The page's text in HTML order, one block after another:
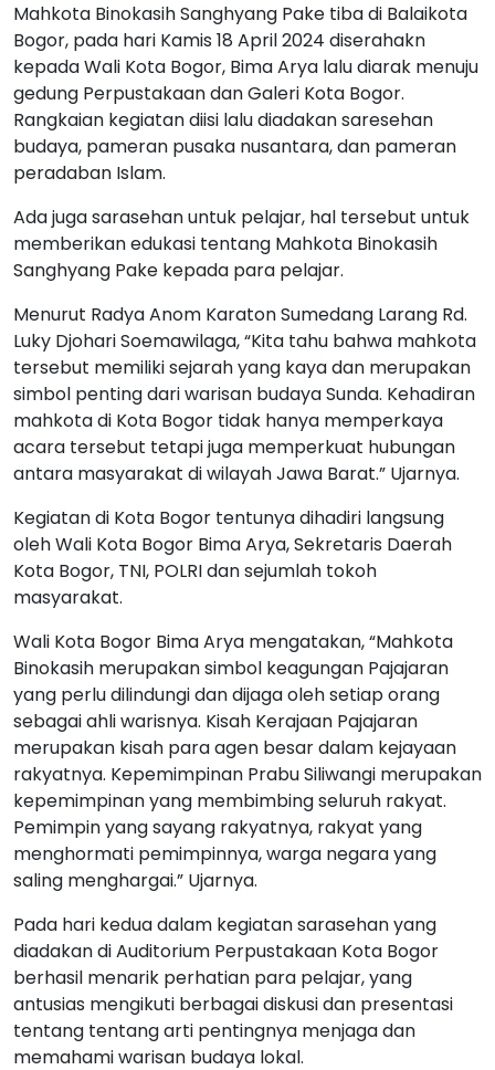
Mahkota Binokasih Sanghyang Pake tiba di Balaikota
Bogor, pada hari Kamis 18 April 2024 diserahakn
kepada Wali Kota Bogor, Bima Arya lalu diarak menuju
gedung Perpustakaan dan Galeri Kota Bogor.
Rangkaian kegiatan diisi lalu diadakan saresehan
budaya, pameran pusaka nusantara, dan pameran
peradaban Islam.
Ada juga sarasehan untuk pelajar, hal tersebut untuk
memberikan edukasi tentang Mahkota Binokasih
Sanghyang Pake kepada para pelajar.
Menurut Radya Anom Karaton Sumedang Larang Rd.
Luky Djohari Soemawilaga, “Kita tahu bahwa mahkota
tersebut memiliki sejarah yang kaya dan merupakan
simbol penting dari warisan budaya Sunda. Kehadiran
mahkota di Kota Bogor tidak hanya memperkaya
acara tersebut tetapi juga memperkuat hubungan
antara masyarakat di wilayah Jawa Barat.” Ujarnya.
Kegiatan di Kota Bogor tentunya dihadiri langsung
oleh Wali Kota Bogor Bima Arya, Sekretaris Daerah
Kota Bogor, TNI, POLRI dan sejumlah tokoh
masyarakat.
Wali Kota Bogor Bima Arya mengatakan, “Mahkota
Binokasih merupakan simbol keagungan Pajajaran
yang perlu dilindungi dan dijaga oleh setiap orang
sebagai ahli warisnya. Kisah Kerajaan Pajajaran
merupakan kisah para agen besar dalam kejayaan
rakyatnya. Kepemimpinan Prabu Siliwangi merupakan
kepemimpinan yang membimbing seluruh rakyat.
Pemimpin yang sayang rakyatnya, rakyat yang
menghormati pemimpinnya, warga negara yang
saling menghargai.” Ujarnya.
Pada hari kedua dalam kegiatan sarasehan yang
diadakan di Auditorium Perpustakaan Kota Bogor
berhasil menarik perhatian para pelajar, yang
antusias mengikuti berbagai diskusi dan presentasi
tentang tentang arti pentingnya menjaga dan
memahami warisan budaya lokal.